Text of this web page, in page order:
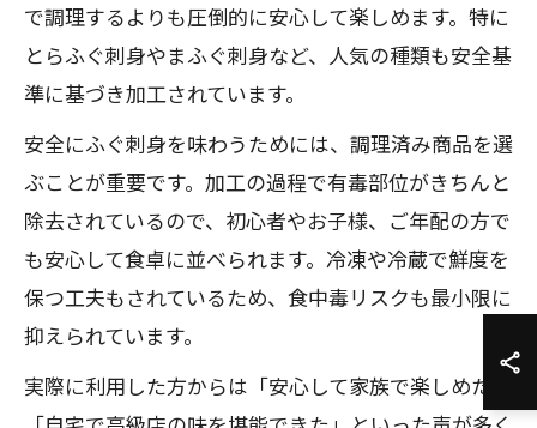
で調理するよりも圧倒的に安心して楽しめます。特に
とらふぐ刺身やまふぐ刺身など、人気の種類も安全基
準に基づき加工されています。
安全にふぐ刺身を味わうためには、調理済み商品を選
ぶことが重要です。加工の過程で有毒部位がきちんと
除去されているので、初心者やお子様、ご年配の方で
も安心して食卓に並べられます。冷凍や冷蔵で鮮度を
保つ工夫もされているため、食中毒リスクも最小限に
抑えられています。
実際に利用した方からは「安心して家族で楽しめた」